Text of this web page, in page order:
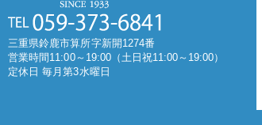
三重県鈴鹿市算所字新開1274番
営業時間11:00～19:00（土日祝11:00～19:00）
定休日 毎月第3水曜日